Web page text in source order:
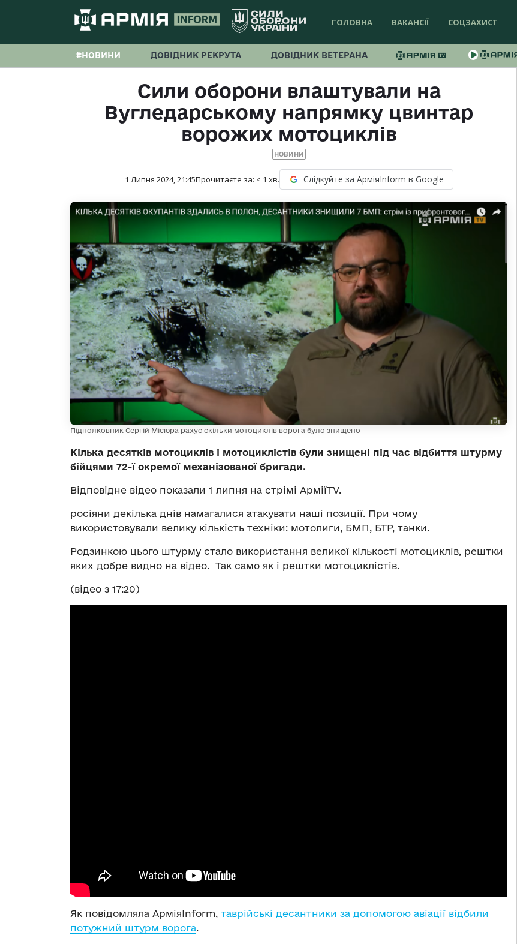
ГОЛОВНА ВАКАНСІЇ СОЦЗАХИСТ
#НОВИНИ ДОВІДНИК РЕКРУТА ДОВІДНИК ВЕТЕРАНА
Сили оборони влаштували на
Вугледарському напрямку цвинтар
ворожих мотоциклів
НОВИНИ
1 Липня 2024, 21:45Прочитаєте за: < 1 хв. Слідкуйте за АрміяInform в Google
Підполковник Сергій Місюра рахує скільки мотоциклів ворога було знищено
Кілька десятків мотоциклів і мотоциклістів були знищені під час відбиття штурму
бійцями 72-ї окремої механізованої бригади.
Відповідне відео показали 1 липня на стрімі АрміїTV.
росіяни декілька днів намагалися атакувати наші позиції. При чому
використовували велику кількість техніки: мотолиги, БМП, БТР, танки.
Родзинкою цього штурму стало використання великої кількості мотоциклів, рештки
яких добре видно на відео. Так само як і рештки мотоциклістів.
(відео з 17:20)
Як повідомляла АрміяInform, таврійські десантники за допомогою авіації відбили
потужний штурм ворога.